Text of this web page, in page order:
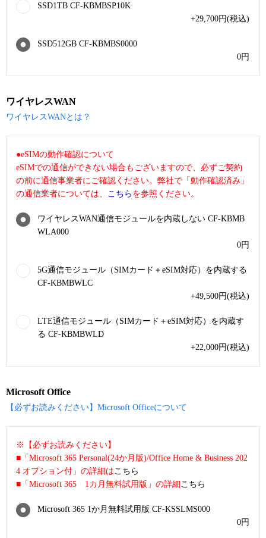
SSD1TB CF-KBMBSP10K
+29,700円(税込)
SSD512GB CF-KBMBS0000
0円
ワイヤレスWAN
ワイヤレスWANとは？
●eSIMの動作確認について
eSIMでの通信ができない場合もございますので、必ずご契約
の前に通信事業者にご確認ください。弊社で「動作確認済み」
の通信業者については、
こちら を参照ください。
ワイヤレスWAN通信モジュールを内蔵しない CF-KBMB
WLA000
0円
5G通信モジュール（SIMカード＋eSIM対応）を内蔵する
CF-KBMBWLC
+49,500円(税込)
LTE通信モジュール（SIMカード＋eSIM対応）を内蔵す
る CF-KBMBWLD
+22,000円(税込)
Microsoft Office
【必ずお読みください】Microsoft Officeについて
※【必ずお読みください】
■「Microsoft 365 Personal(24か月版)/Office Home & Business 202
4 オプション付」の詳細は こちら
■「Microsoft 365 1カ月無料試用版」の詳細 こちら
Microsoft 365 1か月無料試用版 CF-KSSLMS000
0円